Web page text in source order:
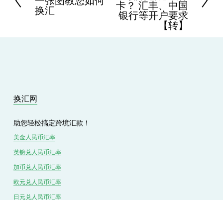
e
v
换汇 卡？ 汇丰、中国
银行等开户要求
【转】
换汇网
助您轻松搞定跨境汇款！
美金人民币汇率
英镑兑人民币汇率
加币兑人民币汇率
欧元兑人民币汇率
日元兑人民币汇率